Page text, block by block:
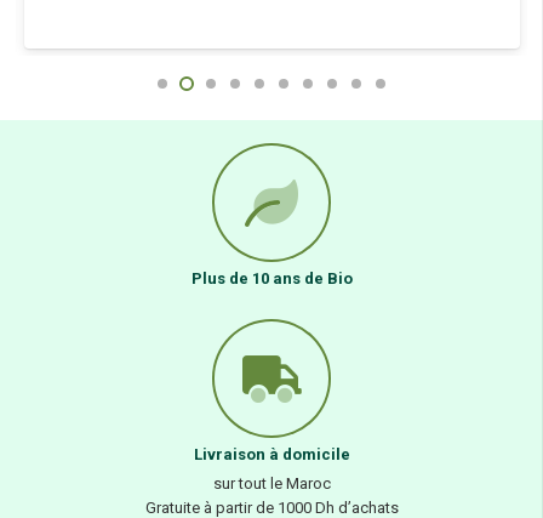
Plus de 10 ans de Bio
Livraison à domicile
sur tout le Maroc
Gratuite à partir de 1000 Dh d’achats